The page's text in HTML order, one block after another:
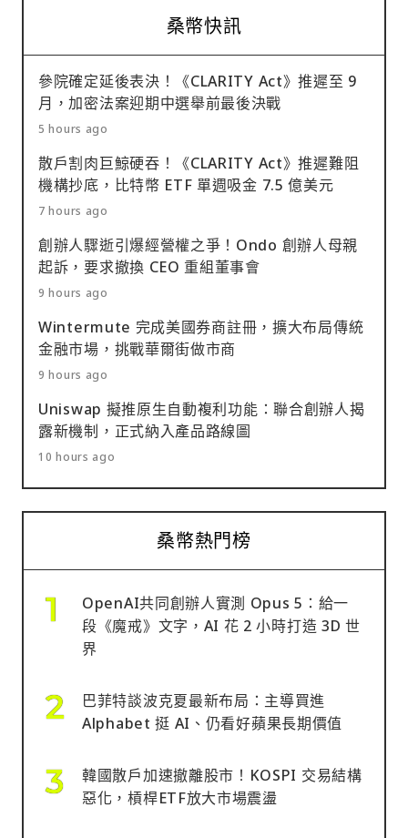
桑幣快訊
參院確定延後表決！《CLARITY Act》推遲至 9
月，加密法案迎期中選舉前最後決戰
5 hours ago
散戶割肉巨鯨硬吞！《CLARITY Act》推遲難阻
機構抄底，比特幣 ETF 單週吸金 7.5 億美元
7 hours ago
創辦人驟逝引爆經營權之爭！Ondo 創辦人母親
起訴，要求撤換 CEO 重組董事會
9 hours ago
Wintermute 完成美國券商註冊，擴大布局傳統
金融市場，挑戰華爾街做市商
9 hours ago
Uniswap 擬推原生自動複利功能：聯合創辦人揭
露新機制，正式納入產品路線圖
10 hours ago
桑幣熱門榜
OpenAI共同創辦人實測 Opus 5：給一
段《魔戒》文字，AI 花 2 小時打造 3D 世
界
巴菲特談波克夏最新布局：主導買進
Alphabet 挺 AI、仍看好蘋果長期價值
韓國散戶加速撤離股市！KOSPI 交易結構
惡化，槓桿ETF放大市場震盪